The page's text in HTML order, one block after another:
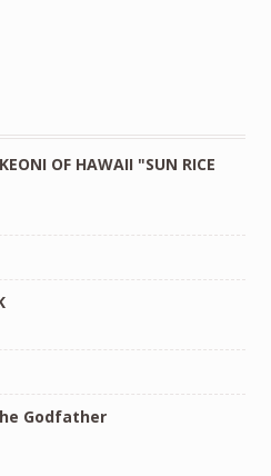
OF HAWAII "SUN RICE
Godfather